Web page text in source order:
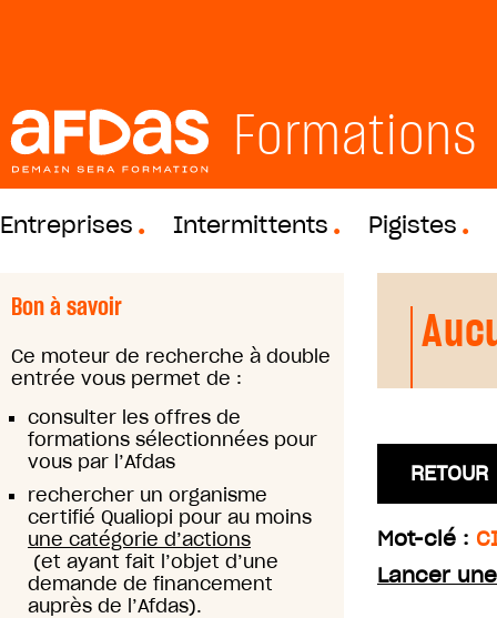
Formations
Entreprises Intermittents Pigistes
Bon à savoir
Ce moteur de recherche à double
entrée vous permet de :
consulter les offres de
formations sélectionnées pour
vous par l’Afdas
rechercher un organisme
certifié Qualiopi pour au moins
une catégorie d’actions
(et ayant fait l’objet d’une
demande de financement
auprès de l’Afdas).
RETOUR
Mot-clé :
Lancer